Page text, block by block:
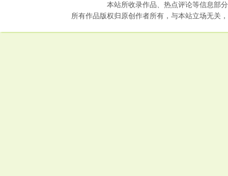
本站所收录作品、热点评论等信息部
所有作品版权归原创作者所有，与本站立场无关